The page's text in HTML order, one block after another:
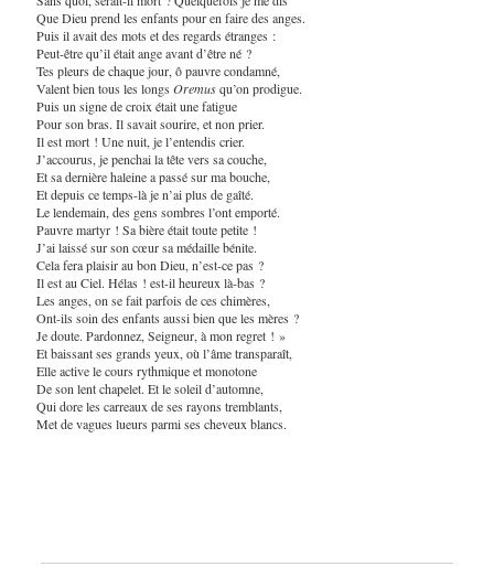
Que Dieu prend les enfants pour en faire des anges.
Puis il avait des mots et des regards étranges :
Peut-être qu’il était ange avant d’être né ?
Tes pleurs de chaque jour, ô pauvre condamné,
Valent bien tous les longs Oremusqu’on prodigue.
Puis un signe de croix était une fatigue
Pour son bras. Il savait sourire, et non prier.
Il est mort ! Une nuit, je l’entendis crier.
J’accourus, je penchai la tête vers sa couche,
Et sa dernière haleine a passé sur ma bouche,
Et depuis ce temps-là je n’ai plus de gaîté.
Le lendemain, des gens sombres l’ont emporté.
Pauvre martyr ! Sa bière était toute petite !
J’ai laissé sur son cœur sa médaille bénite.
Cela fera plaisir au bon Dieu, n’est-ce pas ?
Il est au Ciel. Hélas ! est-il heureux là-bas ?
Les anges, on se fait parfois de ces chimères,
Ont-ils soin des enfants aussi bien que les mères ?
Je doute. Pardonnez, Seigneur, à mon regret ! »
Et baissant ses grands yeux, où l’âme transparaît,
Elle active le cours rythmique et monotone
De son lent chapelet. Et le soleil d’automne,
Qui dore les carreaux de ses rayons tremblants,
Met de vagues lueurs parmi ses cheveux blancs.